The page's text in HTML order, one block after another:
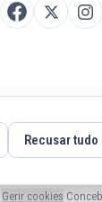
Gerir cookies·
Recusar tudo